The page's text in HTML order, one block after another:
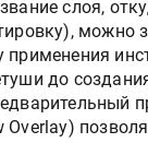
слоя,
можно
применения
до